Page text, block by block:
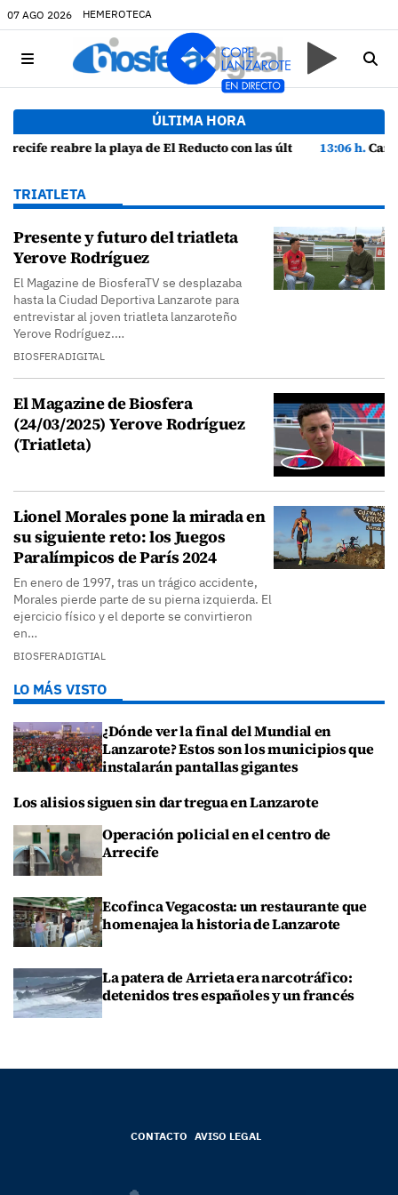
07 AGO 2026 HEMEROTECA
ÚLTIMA HORA
mostrando "una buena calidad de las aguas para el baño"
13:06 h.Canarias lidera el crecimiento económico y consolida su
TRIATLETA
Presente y futuro del triatleta
Yerove Rodríguez
El Magazine de BiosferaTV se desplazaba
hasta la Ciudad Deportiva Lanzarote para
entrevistar al joven triatleta lanzaroteño
Yerove Rodríguez.…
BIOSFERADIGITAL
El Magazine de Biosfera
(24/03/2025) Yerove Rodríguez
(Triatleta)
Lionel Morales pone la mirada en
su siguiente reto: los Juegos
Paralímpicos de París 2024
En enero de 1997, tras un trágico accidente,
Morales pierde parte de su pierna izquierda. El
ejercicio físico y el deporte se convirtieron
en…
BIOSFERADIGTIAL
LO MÁS VISTO
¿Dónde ver la final del Mundial en
Lanzarote? Estos son los municipios que
instalarán pantallas gigantes
Los alisios siguen sin dar tregua en Lanzarote
Operación policial en el centro de
Arrecife
Ecofinca Vegacosta: un restaurante que
homenajea la historia de Lanzarote
La patera de Arrieta era narcotráfico:
detenidos tres españoles y un francés
CONTACTO AVISO LEGAL